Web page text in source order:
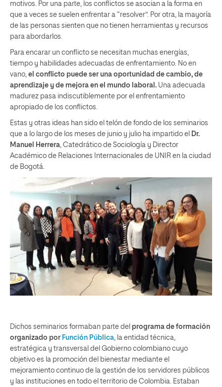
motivos. Por una parte, los conflictos se asocian a la forma en
que a veces se suelen enfrentar a “resolver”. Por otra, la mayoría
de las personas sienten que no tienen herramientas y recursos
para abordarlos.
Para encarar un conflicto se necesitan muchas energías,
tiempo y habilidades adecuadas de enfrentamiento. No en
vano, el conflicto puede ser una oportunidad de cambio, de
aprendizaje y de mejora en el mundo laboral. Una adecuada
madurez pasa indiscutiblemente por el enfrentamiento
apropiado de los conflictos.
Estas y otras ideas han sido el telón de fondo de los seminarios
que a lo largo de los meses de junio y julio ha impartido el Dr.
Manuel Herrera, Catedrático de Sociología y Director
Académico de Relaciones Internacionales de UNIR en la ciudad
de Bogotá.
Dichos seminarios formaban parte del programa de formación
organizado por Función Pública, la entidad técnica,
estratégica y transversal del Gobierno colombiano cuyo
objetivo es la promoción del bienestar mediante el
mejoramiento continuo de la gestión de los servidores públicos
y las instituciones en todo el territorio de Colombia. Estaban